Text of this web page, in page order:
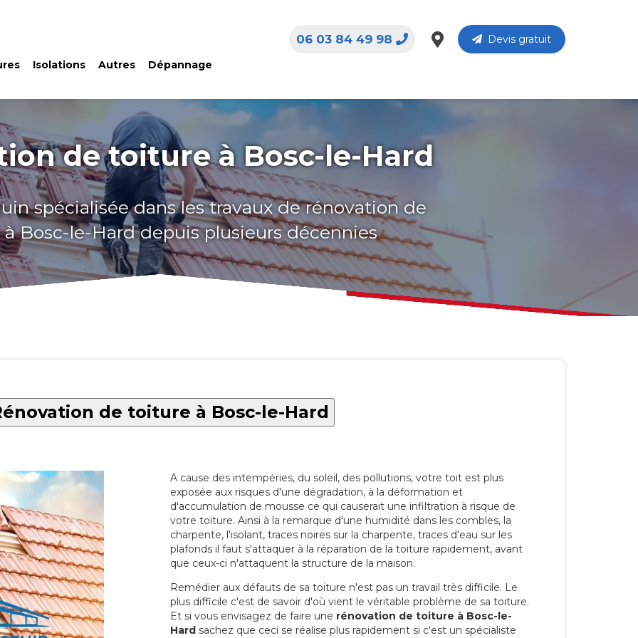
Isolations Autres Dépannage
Devis gratuit
06 03 84 49 98
de toiture à Bosc-le-Hard
spécialisée dans les travaux de rénovation de
Bosc-le-Hard depuis plusieurs décennies
de toiture à Bosc-le-Hard
A cause des intempéries, du soleil, des pollutions, votre toit est plus
exposée aux risques d'une dégradation, à la déformation et
d'accumulation de mousse ce qui causerait une infiltration à risque de
votre toiture. Ainsi à la remarque d'une humidité dans les combles, la
charpente, l'isolant, traces noires sur la charpente, traces d'eau sur les
plafonds il faut s'attaquer à la réparation de la toiture rapidement, avant
que ceux-ci n'attaquent la structure de la maison.
Remédier aux défauts de sa toiture n'est pas un travail très difficile. Le
plus difficile c'est de savoir d'où vient le véritable problème de sa toiture.
Et si vous envisagez de faire une rénovation de toiture à Bosc-le-
Hard sachez que ceci se réalise plus rapidement si c'est un spécialiste